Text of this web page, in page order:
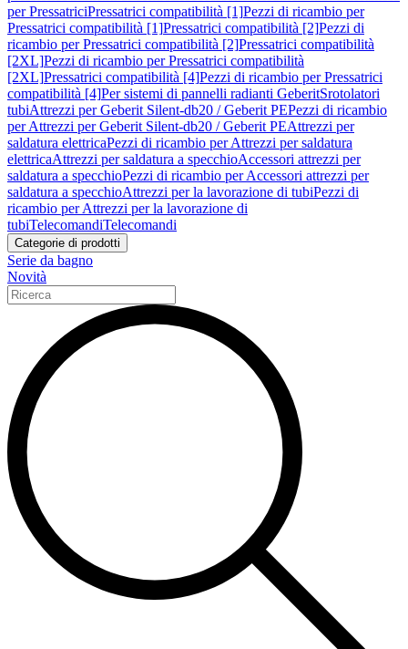
per PressatriciPressatrici compatibilità [1]Pezzi di ricambio per
Pressatrici compatibilità [1]Pressatrici compatibilità [2]Pezzi di
ricambio per Pressatrici compatibilità [2]Pressatrici compatibilità
[2XL]Pezzi di ricambio per Pressatrici compatibilità
[2XL]Pressatrici compatibilità [4]Pezzi di ricambio per Pressatrici
compatibilità [4]Per sistemi di pannelli radianti GeberitSrotolatori
tubiAttrezzi per Geberit Silent-db20 / Geberit PEPezzi di ricambio
per Attrezzi per Geberit Silent-db20 / Geberit PEAttrezzi per
saldatura elettricaPezzi di ricambio per Attrezzi per saldatura
elettricaAttrezzi per saldatura a specchioAccessori attrezzi per
saldatura a specchioPezzi di ricambio per Accessori attrezzi per
saldatura a specchioAttrezzi per la lavorazione di tubiPezzi di
ricambio per Attrezzi per la lavorazione di
tubiTelecomandiTelecomandi
Categorie di prodotti
Serie da bagno
Novità